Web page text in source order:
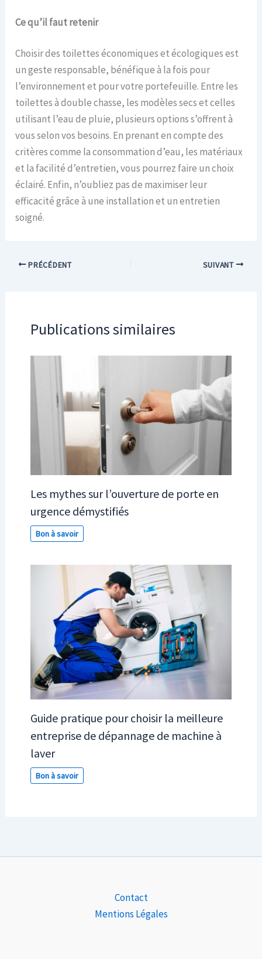
Ce qu’il faut retenir
Choisir des toilettes économiques et écologiques est
un geste responsable, bénéfique à la fois pour
l’environnement et pour votre portefeuille. Entre les
toilettes à double chasse, les modèles secs et celles
utilisant l’eau de pluie, plusieurs options s’offrent à
vous selon vos besoins. En prenant en compte des
critères comme la consommation d’eau, les matériaux
et la facilité d’entretien, vous pourrez faire un choix
éclairé. Enfin, n’oubliez pas de maximiser leur
efficacité grâce à une installation et un entretien
soigné.
PRÉCÉDENT SUIVANT
Publications similaires
Les mythes sur l’ouverture de porte en
urgence démystifiés
Bon à savoir
Guide pratique pour choisir la meilleure
entreprise de dépannage de machine à
laver
Bon à savoir
Contact
Mentions Légales